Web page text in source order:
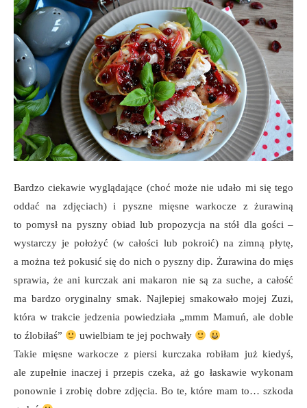
Bardzo ciekawie wyglądające (choć może nie udało mi się tego
oddać na zdjęciach) i pyszne mięsne warkocze z żurawiną
to pomysł na pyszny obiad lub propozycja na stół dla gości –
wystarczy je położyć (w całości lub pokroić) na zimną płytę,
a można też pokusić się do nich o pyszny dip. Żurawina do mięs
sprawia, że ani kurczak ani makaron nie są za suche, a całość
ma bardzo oryginalny smak. Najlepiej smakowało mojej Zuzi,
która w trakcie jedzenia powiedziała „mmm Mamuń, ale doble
to źlobiłaś”
uwielbiam te jej pochwały
Takie mięsne warkocze z piersi kurczaka robiłam już kiedyś,
ale zupełnie inaczej i przepis czeka, aż go łaskawie wykonam
ponownie i zrobię dobre zdjęcia. Bo te, które mam to… szkoda